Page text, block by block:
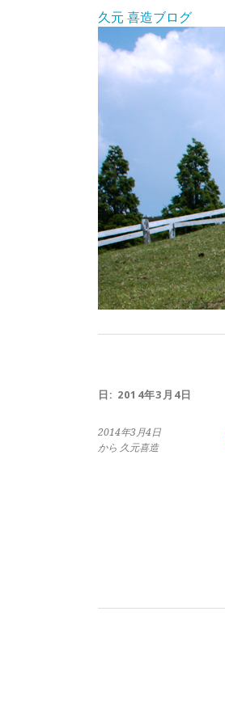
久元 喜造ブログ
日: 2014年3月4日
2014年3月4日
から 久元喜造